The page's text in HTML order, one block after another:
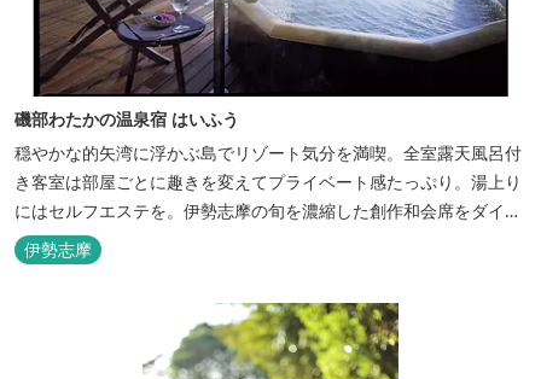
磯部わたかの温泉宿 はいふう
穏やかな的矢湾に浮かぶ島でリゾート気分を満喫。全室露天風呂付
き客室は部屋ごとに趣きを変えてプライベート感たっぷり。湯上り
にはセルフエステを。伊勢志摩の旬を濃縮した創作和会席をダイニ
ングで。
伊勢志摩